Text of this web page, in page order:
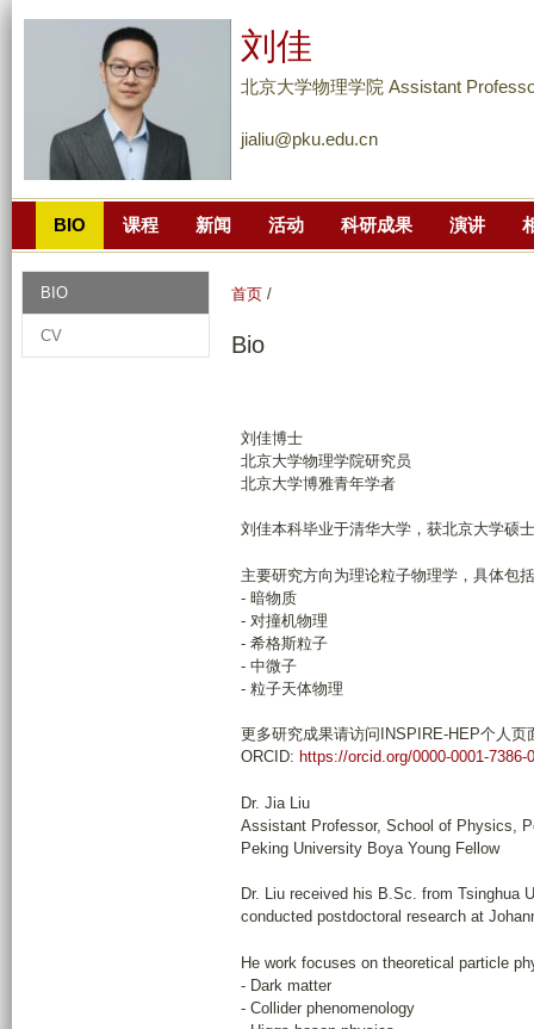
主
刘佳
北京大学物理学院 Assistant
jialiu@pku.edu.cn
BIO 课程 新闻 活动 科研成果 演讲
首页 /
Bio
刘佳博士
北京大学物理学院研究员
北京大学博雅青年学者
刘佳本科毕业于清华大学，获北京大学硕
主要研究方向为理论粒子物理学，具体包
- 暗物质
- 对撞机物理
- 希格斯粒子
- 中微子
- 粒子天体物理
更多研究成果请访问INSPIRE-HEP个人页
ORCID: https://orcid.org/0000-0001-7386-
Dr. Jia Liu
Assistant Professor, School of Physics,
Peking University Boya Young Fellow
Dr. Liu received his B.Sc. from Tsinghua
conducted postdoctoral research at
He work focuses on theoretical particle
- Dark matter
- Collider phenomenology
BIO
CV